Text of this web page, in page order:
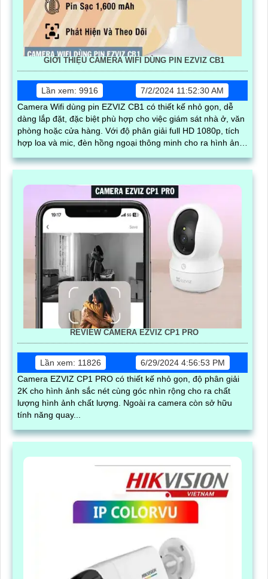
GIỚI THIỆU CAMERA WIFI DÙNG PIN EZVIZ CB1
Lần xem: 9916
7/2/2024 11:52:30 AM
Camera Wifi dùng pin EZVIZ CB1 có thiết kế nhỏ gọn, dễ
dàng lắp đặt, đặc biệt phù hợp cho việc giám sát nhà ở, văn
phòng hoặc cửa hàng. Với độ phân giải full HD 1080p, tích
hợp loa và mic, đèn hồng ngoại thông minh cho ra hình ảnh
REVIEW CAMERA EZVIZ CP1 PRO
Lần xem: 11826
6/29/2024 4:56:53 PM
Camera EZVIZ CP1 PRO có thiết kế nhỏ gọn, độ phân giải
2K cho hình ảnh sắc nét cùng góc nhìn rộng cho ra chất
lượng hình ảnh chất lượng. Ngoài ra camera còn sở hữu
tính năng quay...